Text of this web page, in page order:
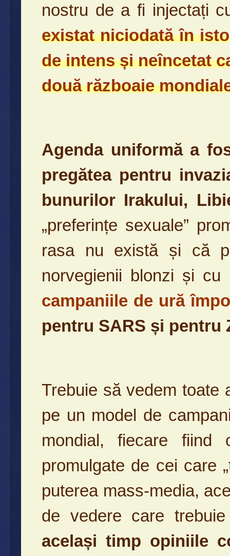
nostru de a fi injectați
existat niciodată în
de intens și neîncetat
două războaie
Agenda uniformă a
pregătea pentru
bunurilor Irakului,
„preferințe sexuale”
rasa nu există și că
norvegienii blonzi și
campaniile de ură
pentru SARS și pentru
Trebuie să vedem toate
pe un model de
mondial, fiecare fiind
promulgate de cei care
puterea mass-media,
de vedere care
același timp opiniile